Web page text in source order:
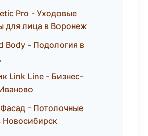
Pro - Уходовые
для лица в Воронеж
Body - Подология в
Link Line - Бизнес-
- Потолочные
Новосибирск